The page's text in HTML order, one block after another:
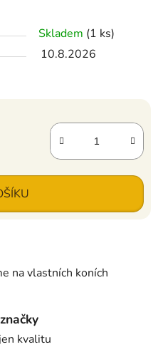
Skladem (1 ks)
10.8.2026
na vlastních koních
kvalitu